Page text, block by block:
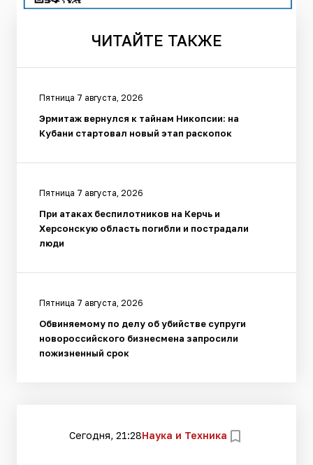
ЧИТАЙТЕ ТАКЖЕ
Пятница 7 августа, 2026
Эрмитаж вернулся к тайнам Никопсии: на
Кубани стартовал новый этап раскопок
Пятница 7 августа, 2026
При атаках беспилотников на Керчь и
Херсонскую область погибли и пострадали
люди
Пятница 7 августа, 2026
Обвиняемому по делу об убийстве супруги
новороссийского бизнесмена запросили
пожизненный срок
Сегодня, 21:28Наука и Техника